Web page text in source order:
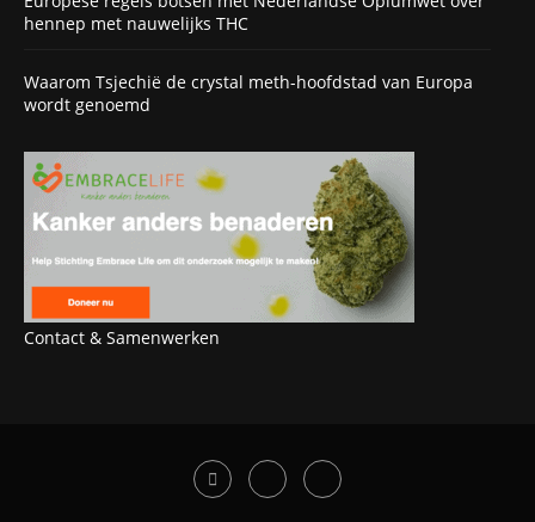
hennep met nauwelijks THC
Waarom Tsjechië de crystal meth-hoofdstad van Europa
wordt genoemd
Contact & Samenwerken